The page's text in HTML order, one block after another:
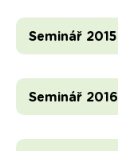
Seminář 2015
Seminář 2016